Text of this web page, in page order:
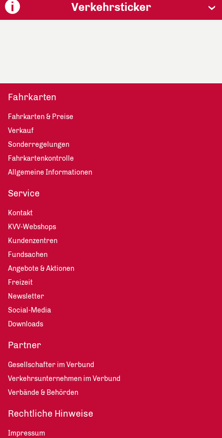
Verkehrsticker
Fahrkarten
Fahrkarten & Preise
Verkauf
Sonderregelungen
Fahrkartenkontrolle
Allgemeine Informationen
Service
Kontakt
KVV-Webshops
Kundenzentren
Fundsachen
Angebote & Aktionen
Freizeit
Newsletter
Social-Media
Downloads
Partner
Gesellschafter im Verbund
Verkehrsunternehmen im Verbund
Verbände & Behörden
Rechtliche Hinweise
Impressum